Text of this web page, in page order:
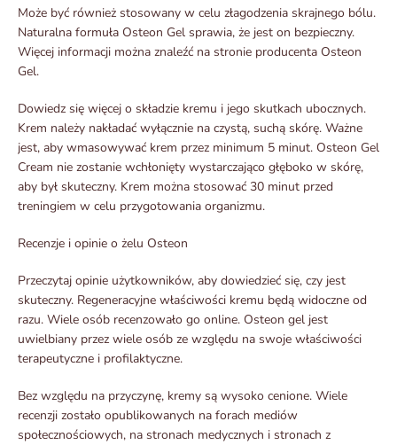
Może być również stosowany w celu złagodzenia skrajnego bólu.
Naturalna formuła Osteon Gel sprawia, że jest on bezpieczny.
Więcej informacji można znaleźć na stronie producenta Osteon
Gel.
Dowiedz się więcej o składzie kremu i jego skutkach ubocznych.
Krem należy nakładać wyłącznie na czystą, suchą skórę. Ważne
jest, aby wmasowywać krem przez minimum 5 minut. Osteon Gel
Cream nie zostanie wchłonięty wystarczająco głęboko w skórę,
aby był skuteczny. Krem można stosować 30 minut przed
treningiem w celu przygotowania organizmu.
Recenzje i opinie o żelu Osteon
Przeczytaj opinie użytkowników, aby dowiedzieć się, czy jest
skuteczny. Regeneracyjne właściwości kremu będą widoczne od
razu. Wiele osób recenzowało go online. Osteon gel jest
uwielbiany przez wiele osób ze względu na swoje właściwości
terapeutyczne i profilaktyczne.
Bez względu na przyczynę, kremy są wysoko cenione. Wiele
recenzji zostało opublikowanych na forach mediów
społecznościowych, na stronach medycznych i stronach z